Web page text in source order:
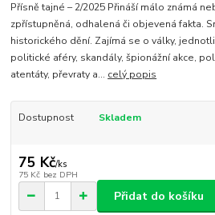
Přísně tajné – 2/2025 Přináší málo známá
zpřístupněná, odhalená či objevená fakta.
historického dění. Zajímá se o války,
politické aféry, skandály, špionážní akce,
atentáty, převraty a... celý popis
Dostupnost Skladem
75 Kč/ks
75 Kč bez DPH
Přidat do košíku